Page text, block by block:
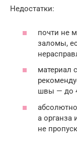
Недостатки:
почти не
заломы,
материал
швы — до
а органза
не